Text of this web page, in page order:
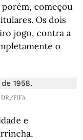
começou
Os dois
jogo, contra a
o
DR/FIFA
e